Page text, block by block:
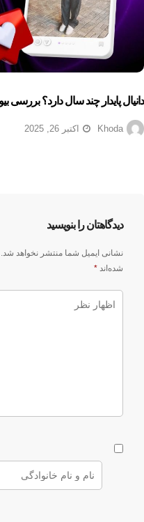
دانیال پایدار چند سال دارد؟ بررسی
Khoda اکتبر 26, 2025
دیدگاهتان را بنویسید
نشانی ایمیل شما منتشر نخواهد شد.
شده‌اند *